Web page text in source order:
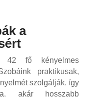
a
42 fő kényelmes
praktikusak,
szolgálják, így
akár hosszabb